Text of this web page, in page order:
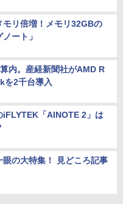
モリ倍増！メモリ32GBの
ート」
内。産経新聞社がAMD R
2千台導入
iFLYTEK「AINOTE 2」は
眼の大特集！ 見どころ記事